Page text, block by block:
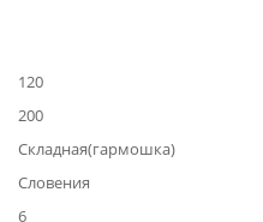
120
200
Складная(гармошка)
Словения
6